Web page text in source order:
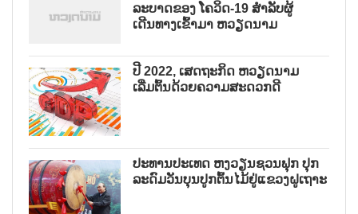
ລະບາດຂອງ ໂຄວິດ-19 ສຳລັບຜູ້
ເດີນທາງເຂົ້າມາ ຫວຽດນາມ
ປີ 2022, ເສດຖະກິດ ຫວຽດນາມ
ເລີ່ມຕົ້ນດ້ວຍຄວາມສະດວກດີ
ປະທານປະເທດ ຫງວຽນຊວນຟຸກ ປຸກ
ລະດົມວັນບຸນປູກຕົ້ນໄມ້ຢູ່ແຂວງຝູເຖາະ